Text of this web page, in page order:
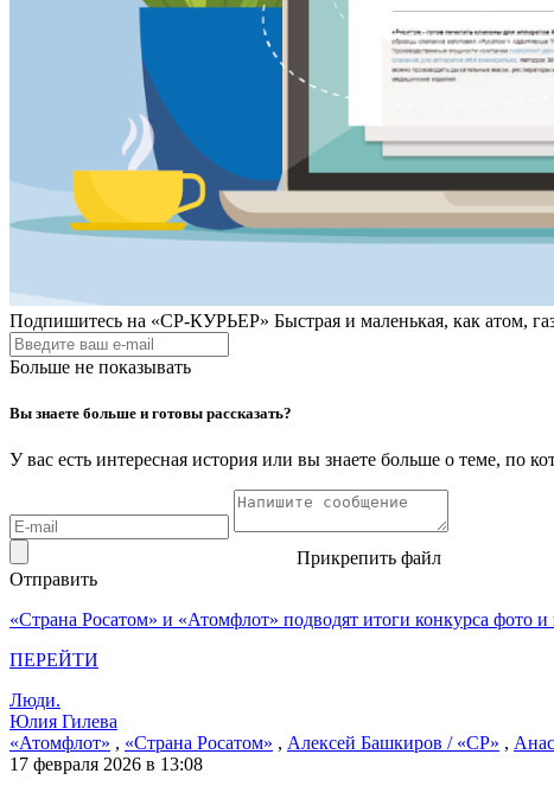
Подпишитесь на «СР-КУРЬЕР» Быстрая и маленькая, как атом,
Больше не показывать
Вы знаете больше и готовы рассказать?
У вас есть интересная история или вы знаете больше о теме,
Прикрепить файл
Отправить
«Страна Росатом» и «Атомфлот» подводят итоги конкурса
ПЕРЕЙТИ
Люди.
Юлия Гилева
«Атомфлот» , «Страна Росатом» , Алексей Башкиров / «СР» ,
17 февраля 2026 в 13:08